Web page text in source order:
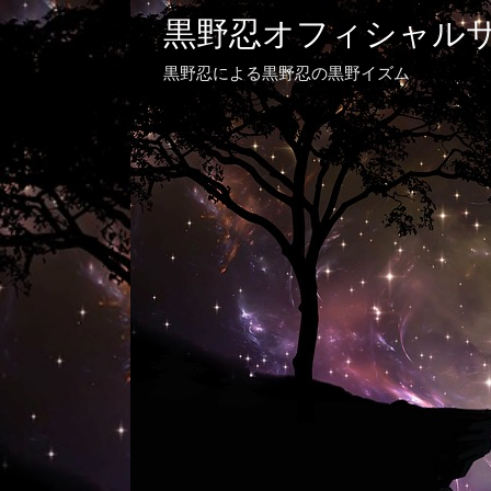
黒野忍オフィシャル
黒野忍による黒野忍の黒野イズム